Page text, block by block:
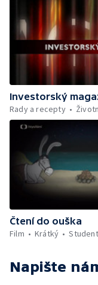
Investorský
Rady a recepty
Čtení do ouška
Film
Krátký
Napište